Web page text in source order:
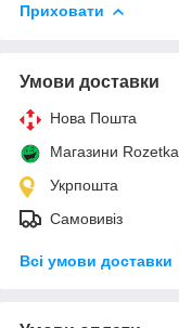
Приховати
Умови доставки
Нова Пошта
Магазини Rozetka
Укрпошта
Самовивіз
Всі умови доставки